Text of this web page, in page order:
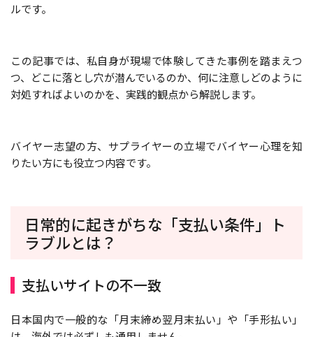
ルです。
この記事では、私自身が現場で体験してきた事例を踏まえつ
つ、どこに落とし穴が潜んでいるのか、何に注意しどのように
対処すればよいのかを、実践的観点から解説します。
バイヤー志望の方、サプライヤーの立場でバイヤー心理を知
りたい方にも役立つ内容です。
日常的に起きがちな「支払い条件」ト
ラブルとは？
支払いサイトの不一致
日本国内で一般的な「月末締め翌月末払い」や「手形払い」